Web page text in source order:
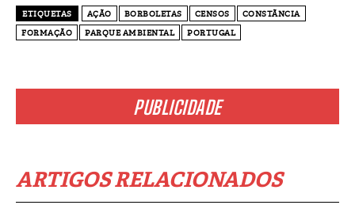
PUBLICIDADE
ARTIGOS RELACIONADOS
ETIQUETAS AÇÃO BORBOLETAS CENSOS
CONSTÃNCIA
FORMAÇÃO
PARQUE AMBIENTAL PORTUGAL